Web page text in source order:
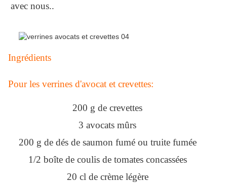
avec nous..
Ingrédients
Pour les verrines d'avocat et crevettes:
200 g de crevettes
3 avocats mûrs
200 g de dés de saumon fumé ou truite fumée
1/2 boîte de coulis de tomates concassées
20 cl de crème légère